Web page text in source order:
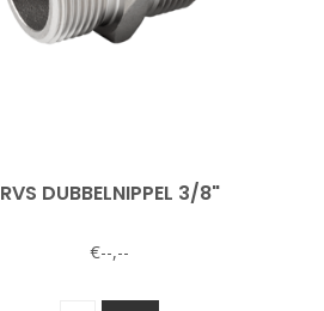
RVS DUBBELNIPPEL 3/8"
€--,--